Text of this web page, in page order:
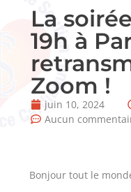
La
19h à
Zoom !
juin 10, 2024
Aucun
Bonjour tout le